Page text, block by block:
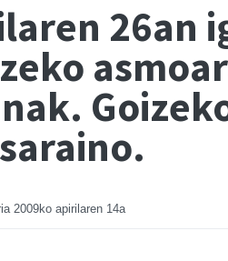
26an
2009ko apirilaren 14a